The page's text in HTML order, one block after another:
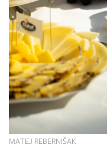
MATEJ REBERNIŠAK